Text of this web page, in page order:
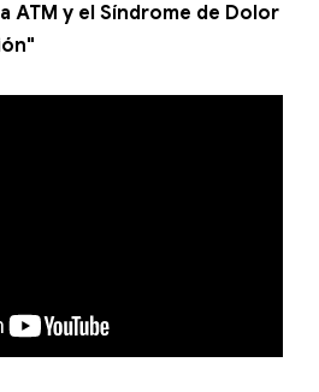
ATM y el Síndrome de Dolor